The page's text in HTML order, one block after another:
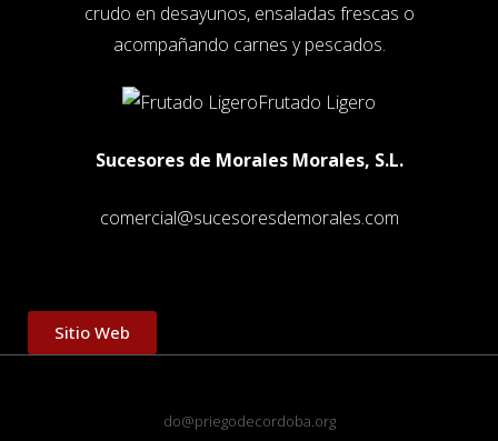
crudo en desayunos, ensaladas frescas o
acompañando carnes y pescados.
Frutado Ligero
Sucesores de Morales Morales, S.L.
comercial@sucesoresdemorales.com
Sitio Web
do@priegodecordoba.org